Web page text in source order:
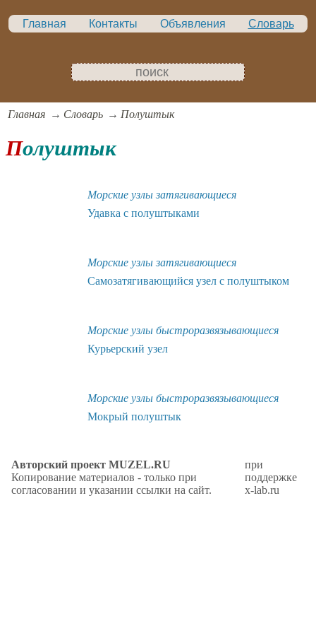
Главная Контакты Объявления Словарь
Главная Словарь Полуштык
Полуштык
Морские узлы затягивающиеся
Удавка с полуштыками
Морские узлы затягивающиеся
Самозатягивающийся узел с полуштыком
Морские узлы быстроразвязывающиеся
Курьерский узел
Морские узлы быстроразвязывающиеся
Мокрый полуштык
Авторский проект MUZEL.RU
Копирование материалов - только при
согласовании и указании ссылки на сайт.
при
поддержке
x-lab.ru